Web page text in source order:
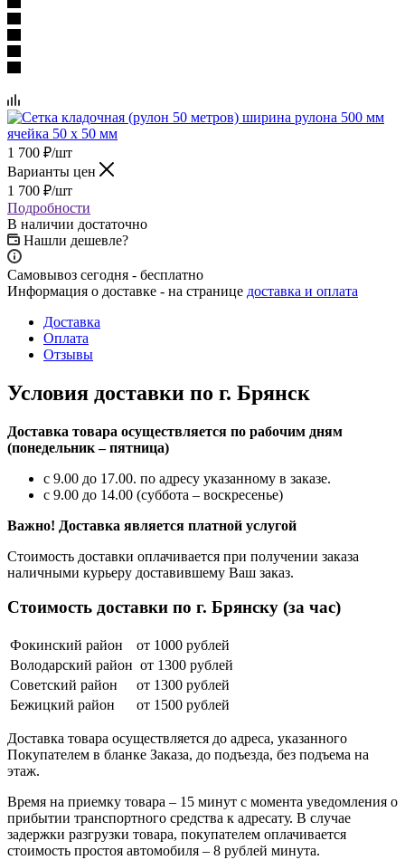
1 700 ₽/шт
Варианты цен
1 700 ₽/шт
Подробности
В наличии достаточно
Нашли дешевле?
Самовывоз сегодня - бесплатно
Информация о доставке - на странице доставка и оплата
Доставка
Оплата
Отзывы
Условия доставки по г. Брянск
Доставка товара осуществляется по рабочим дням
(понедельник – пятница)
с 9.00 до 17.00. по адресу указанному в заказе.
с 9.00 до 14.00 (суббота – воскресенье)
Важно! Доставка является платной услугой
Стоимость доставки оплачивается при получении заказа
наличными курьеру доставившему Ваш заказ.
Стоимость доставки по г. Брянску (за час)
Фокинский район
от 1000 рублей
Володарский район от 1300 рублей
Советский район
от 1300 рублей
Бежицкий район
от 1500 рублей
Доставка товара осуществляется до адреса, указанного
Покупателем в бланке Заказа, до подъезда, без подъема на
этаж.
Время на приемку товара – 15 минут с момента уведомления о
прибытии транспортного средства к адресату. В случае
задержки разгрузки товара, покупателем оплачивается
стоимость простоя автомобиля – 8 рублей минута.